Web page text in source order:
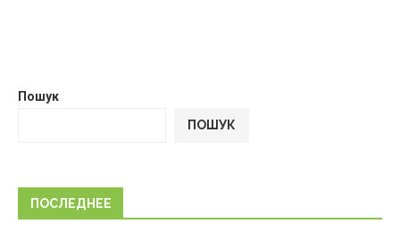
Пошук
ПОШУК
ПОСЛЕДНЕЕ